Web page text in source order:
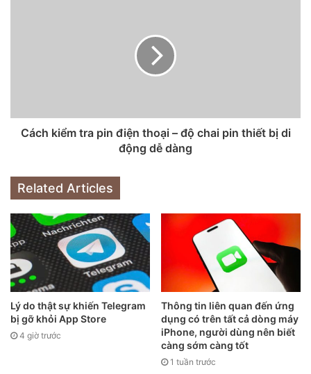
iPhone 12. Chỉ tính riêng model đắt nhất là iPhone 12 Pro
Max có giá trên dưới 30 triệu đồng đã chiếm tới gần 40%
máy, cho thấy đây chính là mẫu iPhone được người dùng
Việt quan tâm nhất trong thời gian qua.
Tại CellphoneS, trong tháng 5, doanh số iPhone giảm
khoảng 15% so với tháng trước đó. Điều này được cho là do
ảnh hưởng từ dịch COVID-19 đồng thời cũng một phần do
ảnh hưởng của các mặt hàng iPhone xách tay.
Cách kiểm tra pin điện thoại – độ chai pin thiết bị di
động dễ dàng
Related Articles
Lý do thật sự khiến Telegram
bị gỡ khỏi App Store
4 giờ trước
Thông tin liên quan đến ứng
dụng có trên tất cả dòng máy
iPhone, người dùng nên biết
càng sớm càng tốt
1 tuần trước